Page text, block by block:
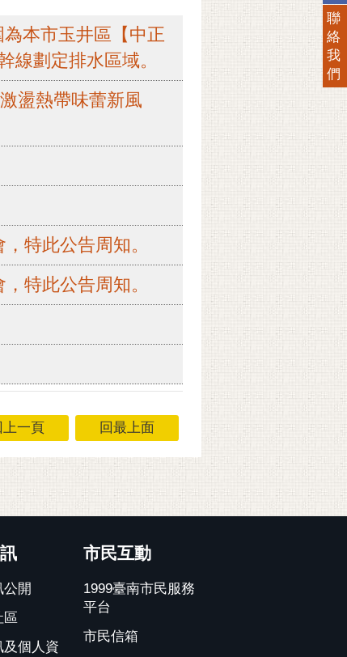
本市玉井區【中正
線劃定排水區域。
盪熱帶味蕾新風
特此公告周知。
特此公告周知。
上一頁 回最上面
公開
區
及個人資
市民互動
1999臺南市民服務
平台
市民信箱
聯
絡
我
們